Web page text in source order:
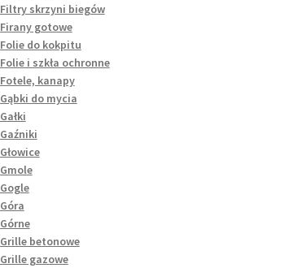
Filtry skrzyni biegów
Firany gotowe
Folie do kokpitu
Folie i szkła ochronne
Fotele, kanapy
Gąbki do mycia
Gałki
Gaźniki
Głowice
Gmole
Gogle
Góra
Górne
Grille betonowe
Grille gazowe